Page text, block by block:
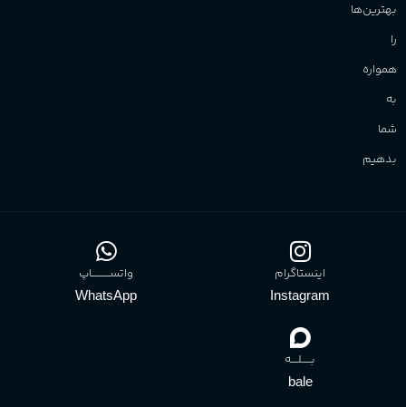
بهترین‌ها
را
همواره
به
شما
بدهیم
اینستاگرام
Instagram
واتســــــــــاپ
WhatsApp
بـــــلــــه
bale